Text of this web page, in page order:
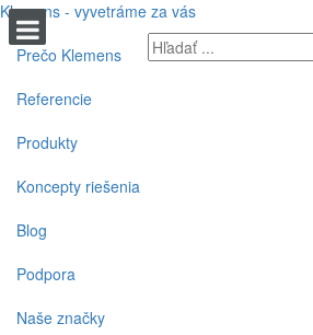
Klemens - vyvetráme za vás
Prečo Klemens
Referencie
Produkty
Koncepty riešenia
Blog
Podpora
Naše značky